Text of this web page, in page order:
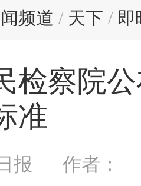
频道 / 天下 / 即
检察院
准
报 作者：